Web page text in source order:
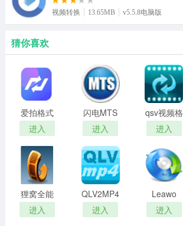
视频转换 13.65MB v5.5.8电脑版
猜你喜欢
爱拍格式
工厂最新
版
进入
闪电MTS
视频转换
器免费版
进入
qsv视频格
式转换器
进入
狸窝全能
视频转换
器客户端
进入
QLV2MP4(qlv
视频格式
转换器)
进入
Leawo
Blu-ray
Ripper中
进入